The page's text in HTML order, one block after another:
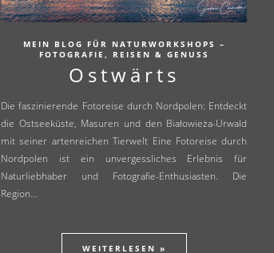
MEIN BLOG FÜR NATURWORKSHOPS –
FOTOGRAFIE, REISEN & GENUSS
Ostwärts
Die faszinierende Fotoreise durch Nordpolen: Entdeckt
die Ostseeküste, Masuren und den Białowieża-Urwald
mit seiner artenreichen Tierwelt Eine Fotoreise durch
Nordpolen ist ein unvergessliches Erlebnis für
Naturliebhaber und Fotografie-Enthusiasten. Die
Region…
WEITERLESEN »